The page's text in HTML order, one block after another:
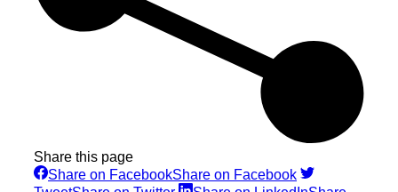
Share this page
Share on FacebookShare on Facebook